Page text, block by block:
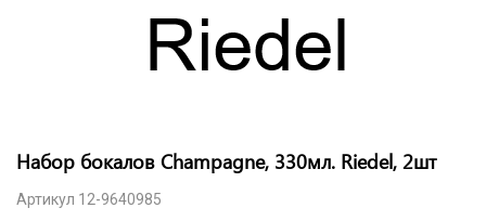
Набор бокалов Champagne, 330мл. Riedel, 2шт
Артикул 12-9640985